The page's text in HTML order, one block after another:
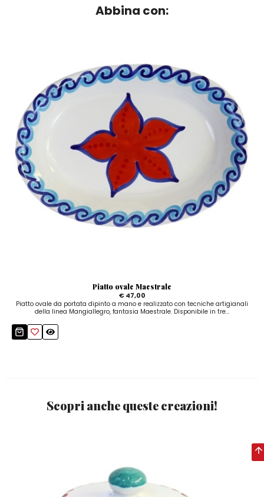
Abbina con:
Piatto ovale Maestrale
€ 47,00
Piatto ovale da portata dipinto a mano e realizzato con tecniche artigianali
della linea Mangiallegro, fantasia Maestrale. Disponibile in tre...
Scopri anche queste creazioni!